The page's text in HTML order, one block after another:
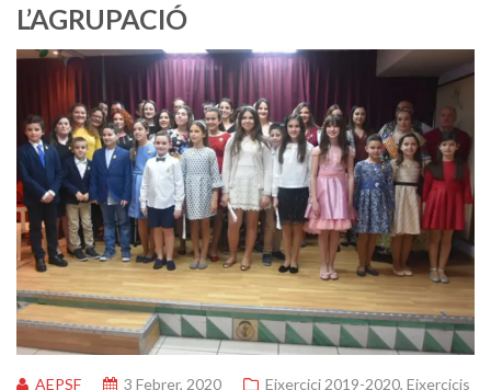
L’AGRUPACIÓ
AEPSF 3 Febrer, 2020 Eixercici 2019-2020, Eixercicis